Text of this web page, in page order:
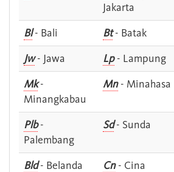
Jakarta
Bl- Bali Bt- Batak
Jw- Jawa Lp- Lampung
Mk-
Minangkabau
Mn- Minahasa
Plb-
Palembang
Sd- Sunda
Bld- Belanda Cn- Cina